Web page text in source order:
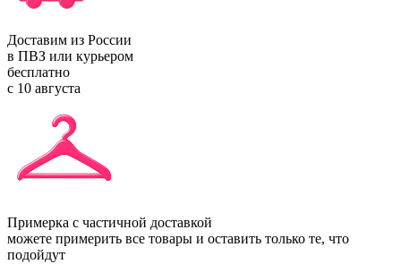
Доставим из России
в ПВЗ или курьером
бесплатно
с 10 августа
Примерка с частичной доставкой
можете примерить все товары и оставить только те, что
подойдут